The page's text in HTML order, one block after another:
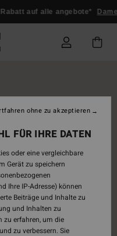
auf alle angebote* Damen
FÜR IHRE DATEN
oder eine vergleichbare
Gerät zu speichern
Ihre IP-Adresse) können
Beiträge und Inhalte zu
und Inhalten zu
zu erfahren, um die
zu verbessern. Sie
ohne zu akzeptieren